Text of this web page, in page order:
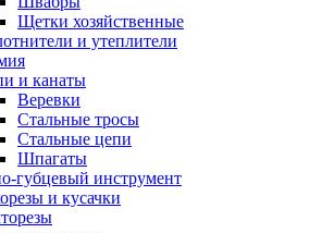
Щетки хозяйственные
и утеплители
и канаты
Веревки
Стальные тросы
Стальные цепи
Шпагаты
губцевый инструмент
и кусачки